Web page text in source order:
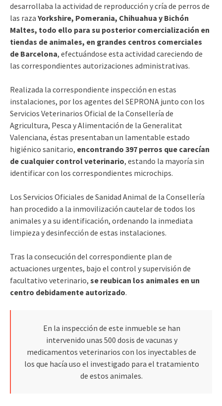
desarrollaba la actividad de reproducción y cría de perros de
las raza Yorkshire, Pomerania, Chihuahua y Bichón
Maltes, todo ello para su posterior comercialización en
tiendas de animales, en grandes centros comerciales
de Barcelona, efectuándose esta actividad careciendo de
las correspondientes autorizaciones administrativas.
Realizada la correspondiente inspección en estas
instalaciones, por los agentes del SEPRONA junto con los
Servicios Veterinarios Oficial de la Consellería de
Agricultura, Pesca y Alimentación de la Generalitat
Valenciana, éstas presentaban un lamentable estado
higiénico sanitario, encontrando 397 perros que carecían
de cualquier control veterinario, estando la mayoría sin
identificar con los correspondientes microchips.
Los Servicios Oficiales de Sanidad Animal de la Consellería
han procedido a la inmovilización cautelar de todos los
animales y a su identificación, ordenando la inmediata
limpieza y desinfección de estas instalaciones.
Tras la consecución del correspondiente plan de
actuaciones urgentes, bajo el control y supervisión de
facultativo veterinario, se reubican los animales en un
centro debidamente autorizado.
En la inspección de este inmueble se han
intervenido unas 500 dosis de vacunas y
medicamentos veterinarios con los inyectables de
los que hacía uso el investigado para el tratamiento
de estos animales.